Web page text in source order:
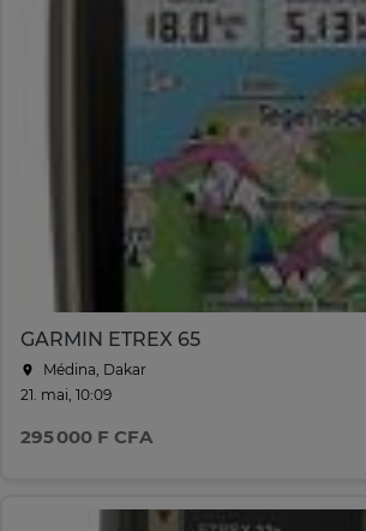
GARMIN ETREX 65
Médina, Dakar
21. mai, 10:09
295 000 F CFA